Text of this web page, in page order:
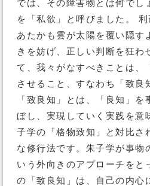
では、その障害物とは何でし
を「私欲」と呼びました。 利
あたかも雲が太陽を覆い隠す
きを妨げ、正しい判断を狂わ
て、我々がなすべきことは、
させること、すなわち「致良
「致良知」とは、「良知」を
ぼし、実現していく実践を意
子学の「格物致知」と対比さ
な修行法です。朱子学が事物
いう外向きのアプローチをと
の「致良知」は、自己の内心